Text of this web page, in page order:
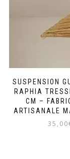
SUSPENSION
RAPHIA
CM –
ARTISANALE
35,00